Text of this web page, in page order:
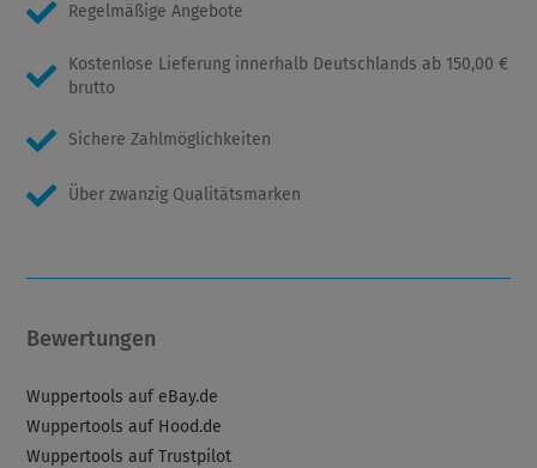
Regelmäßige Angebote
Kostenlose Lieferung innerhalb Deutschlands ab 150,00 €
brutto
Sichere Zahlmöglichkeiten
Über zwanzig Qualitätsmarken
Bewertungen
Wuppertools auf eBay.de
Wuppertools auf Hood.de
Wuppertools auf Trustpilot